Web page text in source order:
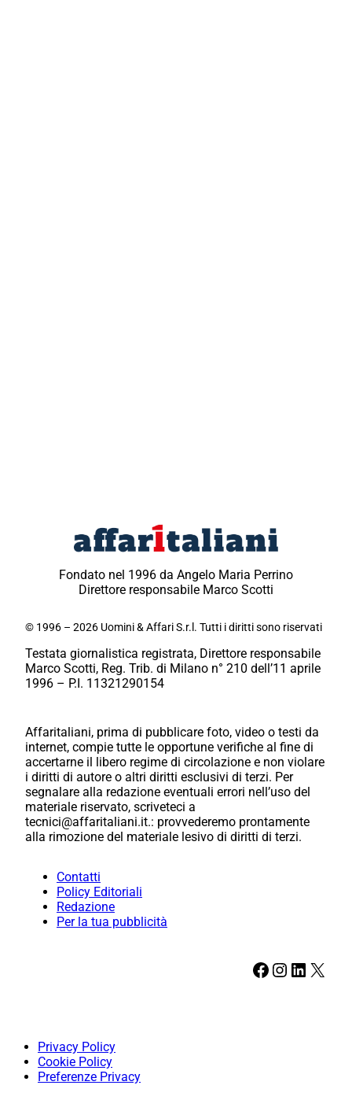
Fondato nel 1996 da Angelo Maria Perrino
Direttore responsabile Marco Scotti
© 1996 – 2026 Uomini & Affari S.r.l. Tutti i diritti sono riservati
Testata giornalistica registrata, Direttore responsabile
Marco Scotti, Reg. Trib. di Milano n° 210 dell’11 aprile
1996 – P.I. 11321290154
Affaritaliani, prima di pubblicare foto, video o testi da
internet, compie tutte le opportune verifiche al fine di
accertarne il libero regime di circolazione e non violare
i diritti di autore o altri diritti esclusivi di terzi. Per
segnalare alla redazione eventuali errori nell’uso del
materiale riservato, scriveteci a
tecnici@affaritaliani.it.: provvederemo prontamente
alla rimozione del materiale lesivo di diritti di terzi.
Contatti
Policy Editoriali
Redazione
Per la tua pubblicità
Facebook Instagram LinkedIn X
Privacy Policy
Cookie Policy
Preferenze Privacy